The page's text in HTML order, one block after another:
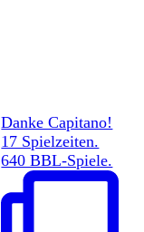
Danke Capitano!
17 Spielzeiten.
640 BBL-Spiele.